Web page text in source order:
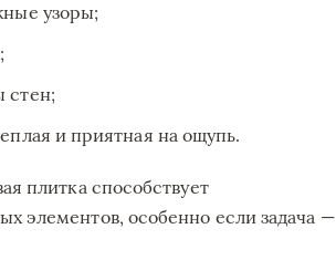
узоры;
стен;
и приятная на ощупь.
плитка способствует
элементов, особенно если задача —